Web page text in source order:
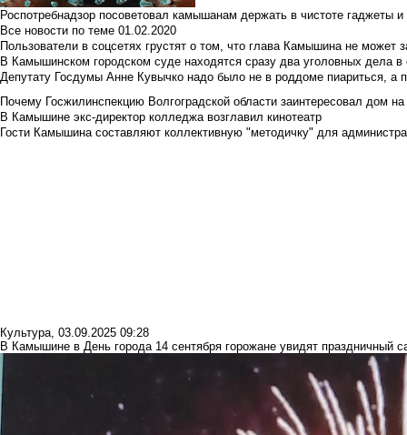
Роспотребнадзор посоветовал камышанам держать в чистоте гаджеты
Все новости по теме 01.02.2020
Пользователи в соцсетях грустят о том, что глава Камышина не может
В Камышинском городском суде находятся сразу два уголовных дела
Депутату Госдумы Анне Кувычко надо было не в роддоме пиариться, а
Почему Госжилинспекцию Волгоградской области заинтересовал дом
В Камышине экс-директор колледжа возглавил кинотеатр
Гости Камышина составляют коллективную "методичку" для
Культура, 03.09.2025 09:28
В Камышине в День города 14 сентября горожане увидят праздничный